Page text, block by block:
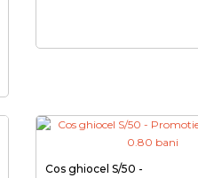
Cos ghiocel S/50 -